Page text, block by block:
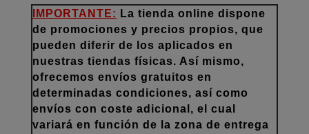
IMPORTANTE: La tienda online dispone
de promociones y precios propios, que
pueden diferir de los aplicados en
nuestras tiendas físicas. Así mismo,
ofrecemos envíos gratuitos en
determinadas condiciones, así como
envíos con coste adicional, el cual
variará en función de la zona de entrega